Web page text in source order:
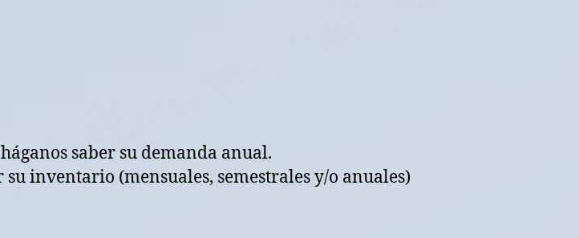
saber su demanda anual.
inventario (mensuales, semestrales y/o anuales)